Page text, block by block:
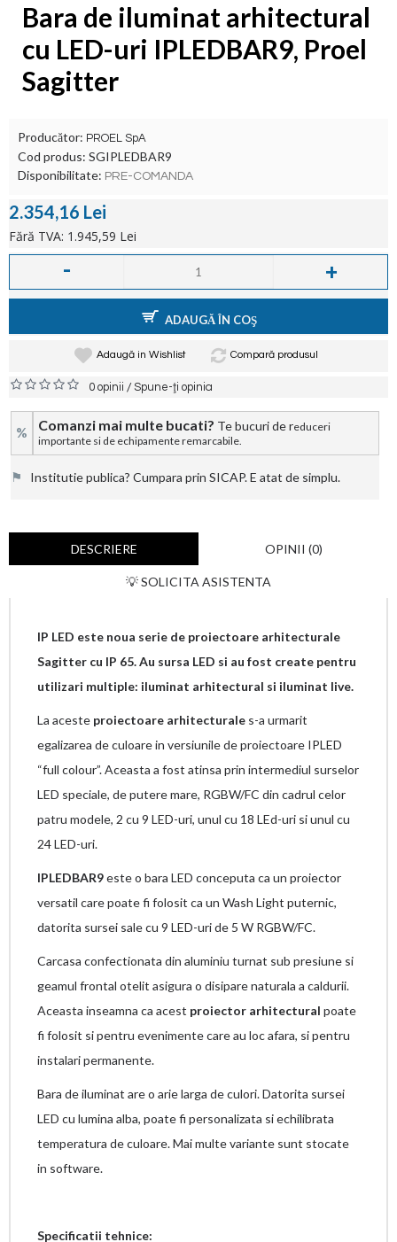
Bara de iluminat arhitectural
cu LED-uri IPLEDBAR9, Proel
Sagitter
Producător: PROEL SpA
Cod produs: SGIPLEDBAR9
Disponibilitate: PRE-COMANDA
2.354,16 Lei
Fără TVA: 1.945,59 Lei
- +
ADAUGĂ ÎN COŞ
Adaugă in Wishlist Compară produsul
0 opinii /Spune-ţi opinia
% Comanzi mai multe bucati? Te bucuri de reduceri
importante si de echipamente remarcabile.
⚑ Institutie publica? Cumpara prin SICAP. E atat de simplu.
DESCRIERE OPINII (0)
💡 SOLICITA ASISTENTA
IP LED este noua serie de proiectoare arhitecturale
Sagitter cu IP 65. Au sursa LED si au fost create pentru
utilizari multiple: iluminat arhitectural si iluminat live.
La aceste proiectoare arhitecturale s-a urmarit
egalizarea de culoare in versiunile de proiectoare IPLED
“full colour”. Aceasta a fost atinsa prin intermediul surselor
LED speciale, de putere mare, RGBW/FC din cadrul celor
patru modele, 2 cu 9 LED-uri, unul cu 18 LEd-uri si unul cu
24 LED-uri.
IPLEDBAR9este o bara LED conceputa ca un proiector
versatil care poate fi folosit ca un Wash Light puternic,
datorita sursei sale cu 9 LED-uri de 5 W RGBW/FC.
Carcasa confectionata din aluminiu turnat sub presiune si
geamul frontal otelit asigura o disipare naturala a caldurii.
Aceasta inseamna ca acest proiector arhitectural poate
fi folosit si pentru evenimente care au loc afara, si pentru
instalari permanente.
Bara de iluminat are o arie larga de culori. Datorita sursei
LED cu lumina alba, poate fi personalizata si echilibrata
temperatura de culoare. Mai multe variante sunt stocate
in software.
Specificatii tehnice: